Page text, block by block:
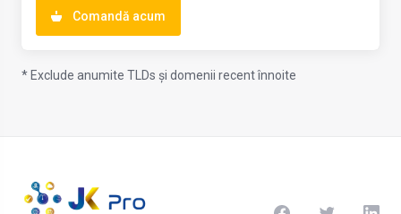
Comandă acum
* Exclude anumite TLDs și domenii recent înnoite